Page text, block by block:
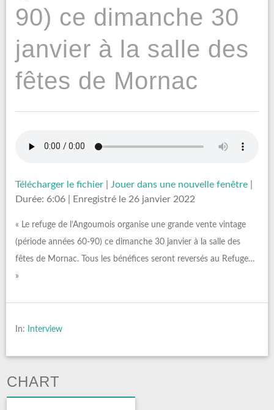
90) ce dimanche 30
janvier à la salle des
fêtes de Mornac
Télécharger le fichier Jouer dans une nouvelle fenêtre
Durée: 6:06
Enregistré le 26 janvier 2022
« Le refuge de l’Angoumois organise une grande vente vintage
(période années 60-90) ce dimanche 30 janvier à la salle des
fêtes de Mornac. Tous les bénéfices seront reversés au Refuge…
»
In: Interview
CHART